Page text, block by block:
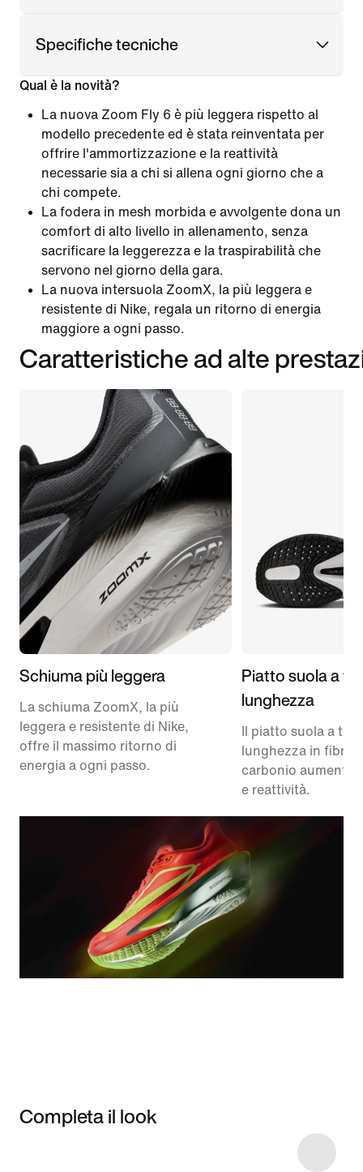
Specifiche tecniche
Qual è la novità?
La nuova Zoom Fly 6 è più leggera rispetto al
modello precedente ed è stata reinventata per
offrire l'ammortizzazione e la reattività
necessarie sia a chi si allena ogni giorno che a
chi compete.
La fodera in mesh morbida e avvolgente dona un
comfort di alto livello in allenamento, senza
sacrificare la leggerezza e la traspirabilità che
servono nel giorno della gara.
La nuova intersuola ZoomX, la più leggera e
resistente di Nike, regala un ritorno di energia
maggiore a ogni passo.
Caratteristiche ad alte
Schiuma più leggera
La schiuma ZoomX, la più
leggera e resistente di Nike,
offre il massimo ritorno di
energia a ogni passo.
Piatto suola a
lunghezza
Il piatto suola a
lunghezza in fibra
carbonio aumenta
e reattività.
Completa il look